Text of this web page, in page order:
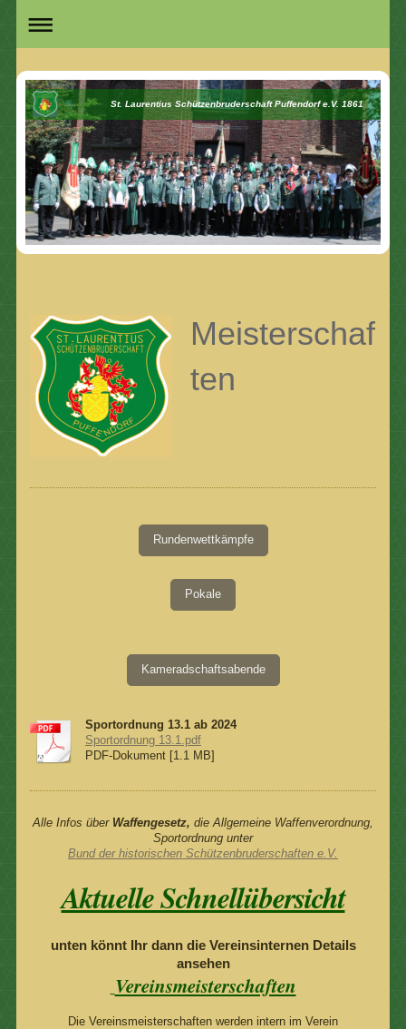
St. Laurentius Schützenbruderschaft Puffendorf e.V. 1861
Meisterschaf
ten
Rundenwettkämpfe
Pokale
Kameradschaftsabende
Sportordnung 13.1 ab 2024
Sportordnung 13.1.pdf
PDF-Dokument [1.1 MB]
Alle Infos über Waffengesetz, die Allgemeine Waffenverordnung,
Sportordnung unter
Bund der historischen Schützenbruderschaften e.V.
Aktuelle Schnellübersicht
unten könnt Ihr dann die Vereinsinternen Details
ansehen
Vereinsmeisterschaften
Die Vereinsmeisterschaften werden intern im Verein